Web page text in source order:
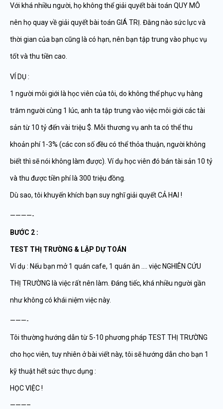
Với khá nhiều người, họ không thể giải quyết bài toán QUY MÔ
nên họ quay về giải quyết bài toán GIÁ TRỊ. Đằng nào sức lực và
thời gian của bạn cũng là có hạn, nên bạn tập trung vào phục vụ
tốt và thu tiền cao.
VÍ DỤ :
1 người môi giới là học viên của tôi, do không thể phục vụ hàng
trăm người cùng 1 lúc, anh ta tập trung vào việc môi giới các tài
sản từ 10 tỷ đến vài triệu $. Mỗi thương vụ anh ta có thể thu
khoản phí 1-3% (các con số đều có thể thỏa thuận, người không
biết thì sẽ nói không làm được). Ví dụ học viên đó bán tài sản 10 tỷ
và thu được tiền phí là 300 triệu đồng.
Dù sao, tôi khuyến khích bạn suy nghĩ giải quyết CẢ HAI !
————-
BƯỚC 2 :
TEST THỊ TRƯỜNG & LẬP DỰ TOÁN
Ví dụ : Nếu bạn mở 1 quán cafe, 1 quán ăn …. việc NGHIÊN CỨU
THỊ TRƯỜNG là việc rất nên làm. Đáng tiếc, khá nhiều người gần
như không có khái niệm việc này.
———-
Tôi thường hướng dẫn từ 5-10 phương pháp TEST THỊ TRƯỜNG
cho học viên, tuy nhiên ở bài viết này, tôi sẽ hướng dẫn cho bạn 1
kỹ thuật hết sức thực dụng :
HỌC VIỆC !
———–